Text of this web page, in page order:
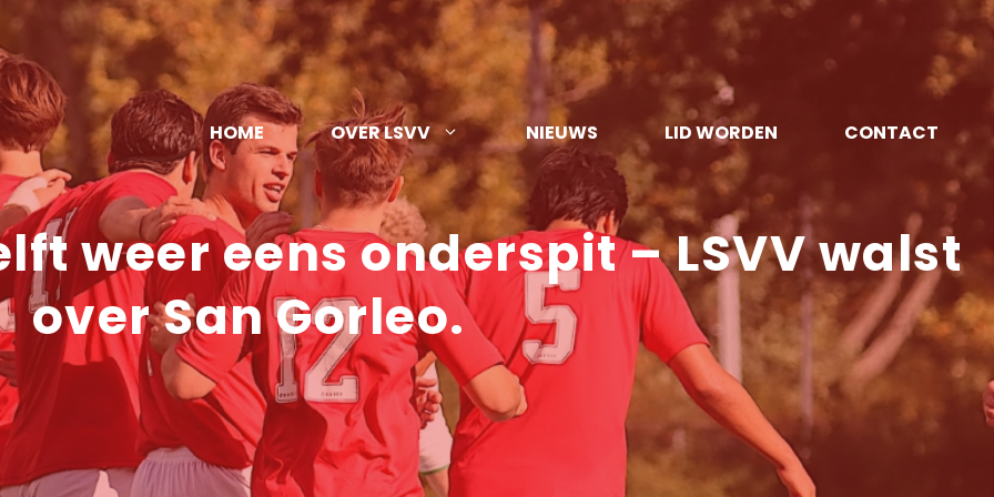
HOME OVER LSVV NIEUWS LID WORDEN CONTACT
weer eens onderspit – LSVV walst
over San Gorleo.